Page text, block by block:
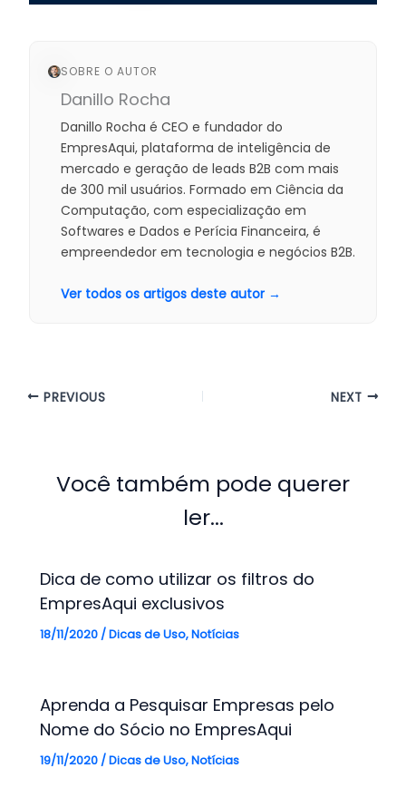
SOBRE O AUTOR
Danillo Rocha
Danillo Rocha é CEO e fundador do
EmpresAqui, plataforma de inteligência de
mercado e geração de leads B2B com mais
de 300 mil usuários. Formado em Ciência da
Computação, com especialização em
Softwares e Dados e Perícia Financeira, é
empreendedor em tecnologia e negócios B2B.
Ver todos os artigos deste autor →
PREVIOUS NEXT
Você também pode querer
ler...
Dica de como utilizar os filtros do
EmpresAqui exclusivos
18/11/2020 /Dicas de Uso,Notícias
Aprenda a Pesquisar Empresas pelo
Nome do Sócio no EmpresAqui
19/11/2020 /Dicas de Uso,Notícias